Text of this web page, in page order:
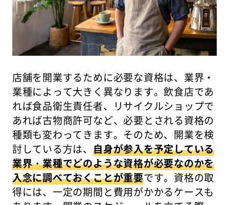
店舗を開業するために必要な資格は、業界・
業種によって大きく異なります。飲食店であ
れば食品衛生責任者、リサイクルショップで
あれば古物商許可など、必要とされる資格の
種類も変わってきます。そのため、開業を検
討している方は、自身が参入を予定している
業界・業種でどのような資格が必要なのかを
入念に調べておくことが重要です。資格の取
得には、一定の期間と費用がかかるケースも